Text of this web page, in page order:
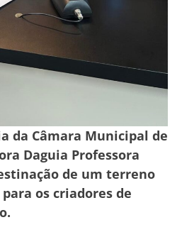
da Câmara Municipal de
Daguia Professora
de um terreno
os criadores de